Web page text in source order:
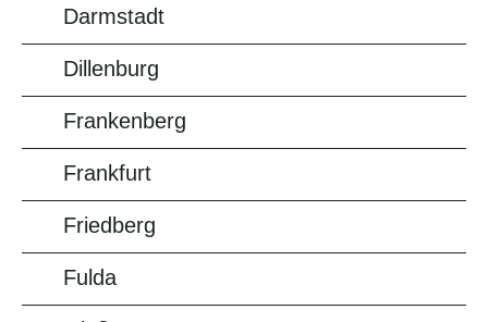
Darmstadt
Dillenburg
Frankenberg
Frankfurt
Friedberg
Fulda